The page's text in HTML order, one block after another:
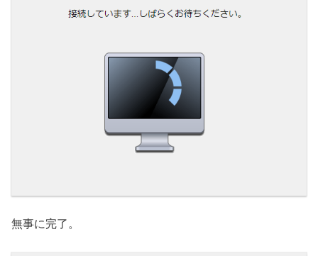
無事に完了。